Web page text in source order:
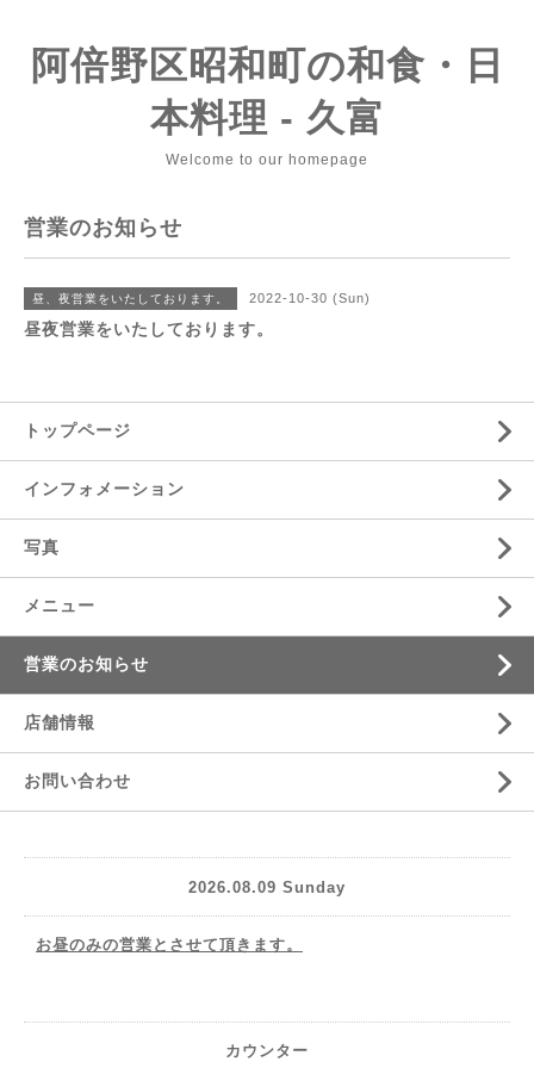
阿倍野区昭和町の和食・日
本料理 - 久富
Welcome to our homepage
営業のお知らせ
昼、夜営業をいたしております。 2022-10-30 (Sun)
昼夜営業をいたしております。
トップページ
インフォメーション
写真
メニュー
営業のお知らせ
店舗情報
お問い合わせ
2026.08.09 Sunday
お昼のみの営業とさせて頂きます。
カウンター